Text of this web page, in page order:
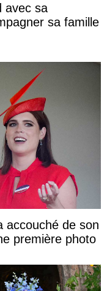
avec sa
sa famille
accouché de son
première photo